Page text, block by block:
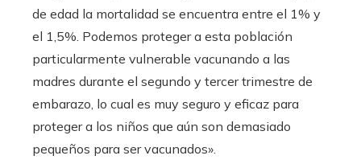
de edad la mortalidad se encuentra entre el 1% y
el 1,5%. Podemos proteger a esta población
particularmente vulnerable vacunando a las
madres durante el segundo y tercer trimestre de
embarazo, lo cual es muy seguro y eficaz para
proteger a los niños que aún son demasiado
pequeños para ser vacunados».